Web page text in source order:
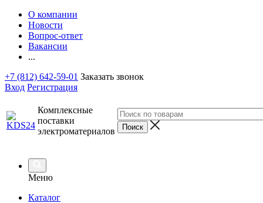
О компании
Новости
Вопрос-ответ
Вакансии
...
+7 (812) 642-59-01 Заказать звонок
Вход Регистрация
Комплексные
поставки
электроматериалов
Меню
Каталог